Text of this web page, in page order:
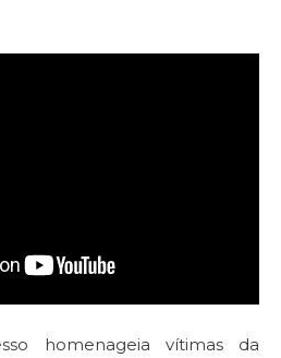
homenageia vítimas da